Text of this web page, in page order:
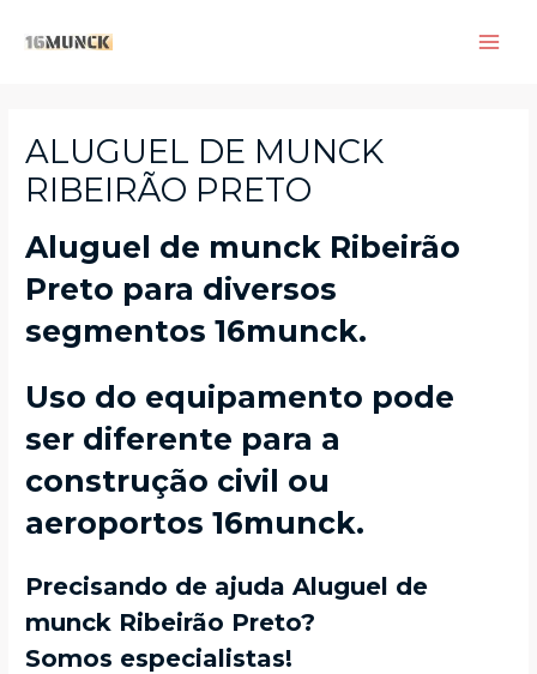
ALUGUEL DE MUNCK
RIBEIRÃO PRETO
Aluguel de munck Ribeirão
Preto para diversos
segmentos 16munck.
Uso do equipamento pode
ser diferente para a
construção civil ou
aeroportos 16munck.
Precisando de ajuda Aluguel de
munck Ribeirão Preto?
Somos especialistas!